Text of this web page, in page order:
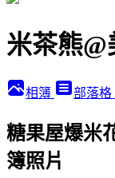
米茶熊@
相簿 部落格
糖果屋爆米
簿照片